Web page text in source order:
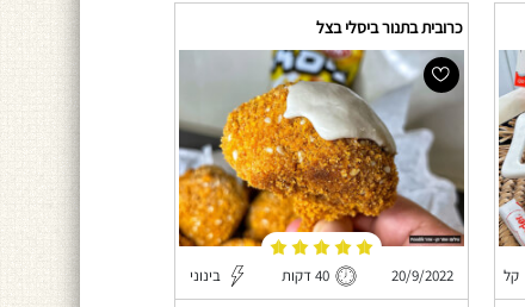
קל
כרובית בתנור ביסלי בצל
20/9/2022 40 דקות בינוני